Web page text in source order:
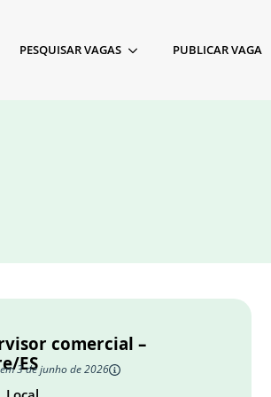
PESQUISAR VAGAS PUBLICAR VAGA
comercial –
ES
3 de junho de 2026